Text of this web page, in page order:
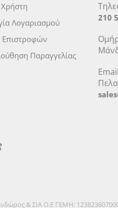
Λογαριασμού
Επιστροφών
Παραγγελίας
210
& ΣΙΑ Ο.Ε ΓΕΜΗ: